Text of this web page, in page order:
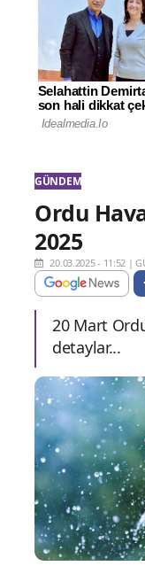
GÜNDEM
Ordu
2025
20.03.2025 - 11:52 |
20 Mart
detaylar...